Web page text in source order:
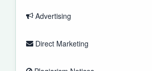
Advertising
Direct Marketing